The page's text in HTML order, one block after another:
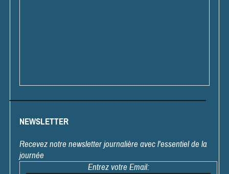
NEWSLETTER
Recevez notre newsletter journalière avec l'essentiel de la
journée
Entrez votre Email: